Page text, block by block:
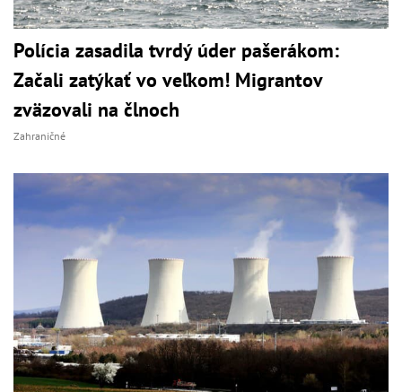
Polícia zasadila tvrdý úder pašerákom:
Začali zatýkať vo veľkom! Migrantov
zväzovali na člnoch
Zahraničné